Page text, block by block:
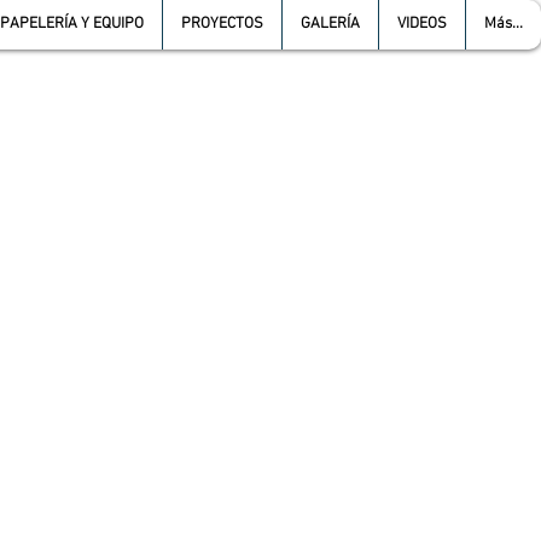
PAPELERÍA Y EQUIPO PROYECTOS GALERÍA VIDEOS Más...